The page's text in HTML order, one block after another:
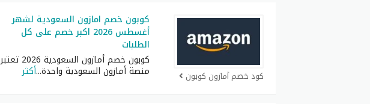
كود خصم أمازون كوبون
كوبون خصم امازون السعودية لشهر
أغسطس 2026 اكبر خصم على كل
الطلبات
كوبون خصم أمازون السعودية 2026 تعتبر
منصة أمازون السعودية واحدة...أكثر